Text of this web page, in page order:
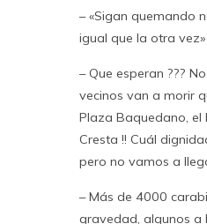
– «Sigan quemando
igual que la otra vez»
– Que esperan ???
vecinos van a morir
Plaza Baquedano, el
Cresta !! Cuál
pero no vamos a
– Más de 4000
gravedad, algunos a